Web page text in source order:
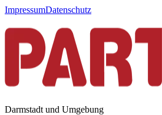
ImpressumDatenschutz
Darmstadt und Umgebung